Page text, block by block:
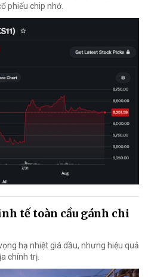
phiếu chip nhớ.
tế toàn cầu gánh chi
hạ nhiệt giá dầu, nhưng hiệu quả
chính trị.